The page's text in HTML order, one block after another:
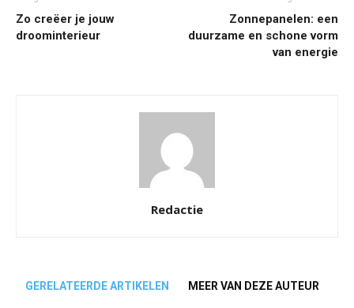
Zo creëer je jouw
droominterieur
Zonnepanelen: een
duurzame en schone vorm
van energie
Redactie
GERELATEERDE ARTIKELEN MEER VAN DEZE AUTEUR